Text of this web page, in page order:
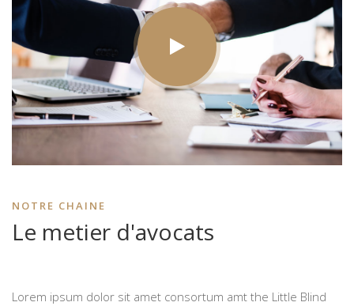
NOTRE CHAINE
Le metier d'avocats
Lorem ipsum dolor sit amet consortum amt the Little Blind